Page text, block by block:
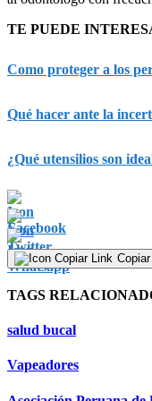
TE PUEDE
Como proteger a los
Qué hacer ante la
¿Qué utensilios son
TAGS
salud bucal
Vapeadores